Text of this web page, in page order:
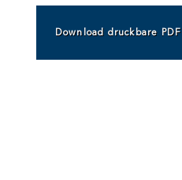
Download druckbare PDF